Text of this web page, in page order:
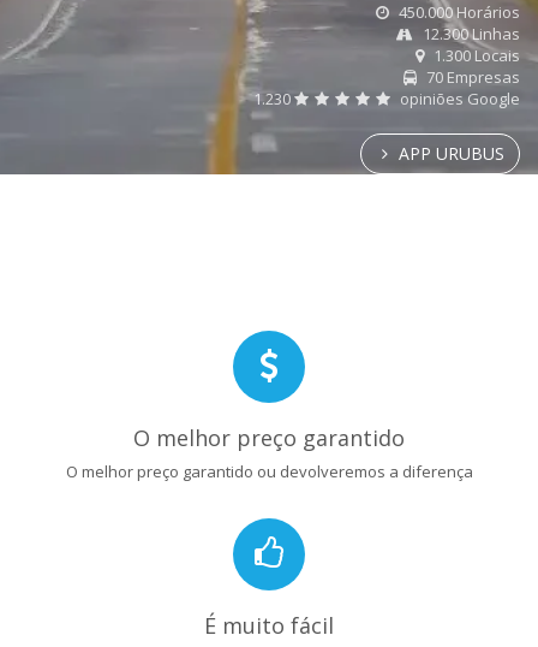
450.000 Horários
12.300 Linhas
1.300 Locais
70 Empresas
1.230
opiniões Google
APP URUBUS
O melhor preço garantido
O melhor preço garantido ou devolveremos a diferença
É muito fácil